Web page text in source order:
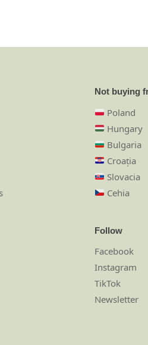
Not buying
Poland
Hungary
Bulgaria
Croația
Slovacia
Cehia
Follow
Facebook
Instagram
TikTok
Newsletter